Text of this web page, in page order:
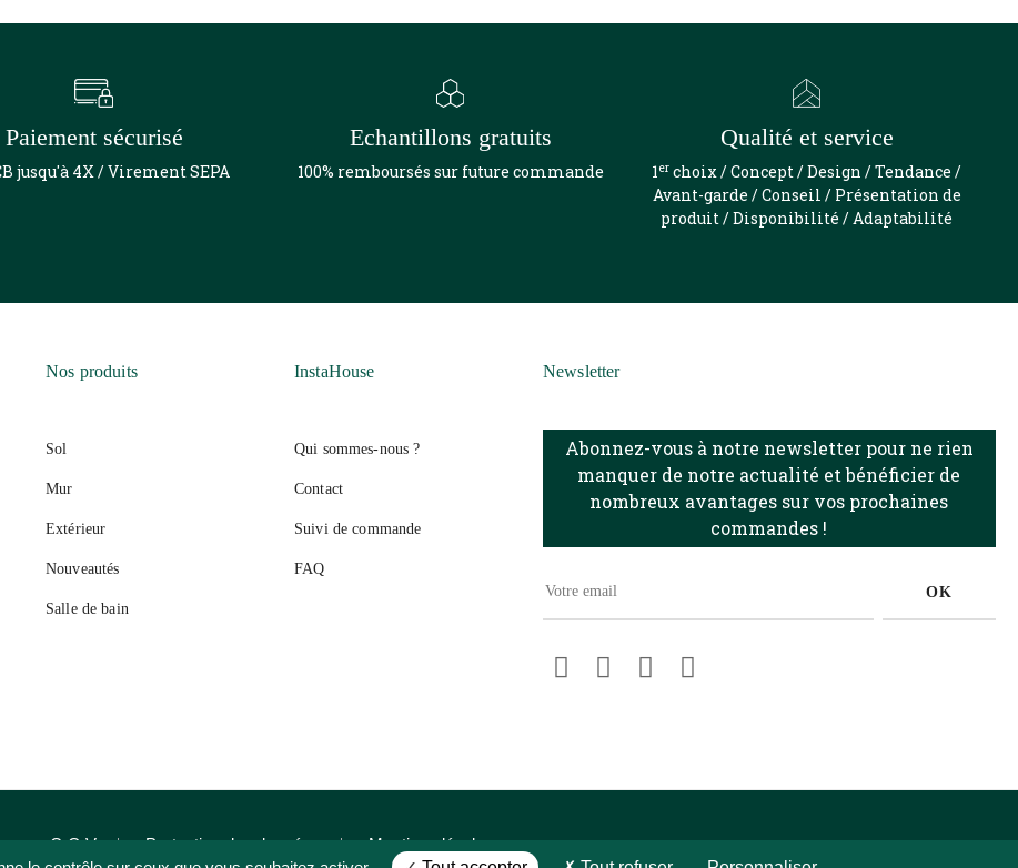
Paiement sécurisé
jusqu'à 4X / Virement SEPA
Echantillons gratuits
100% remboursés sur future commande
Qualité et service
1er choix / Concept / Design / Tendance /
Avant-garde / Conseil / Présentation de
produit / Disponibilité / Adaptabilité
Nos produits
Sol
Mur
Extérieur
Nouveautés
Salle de bain
InstaHouse
Qui sommes-nous ?
Contact
Suivi de commande
FAQ
Newsletter
Abonnez-vous à notre newsletter pour ne rien
manquer de notre actualité et bénéficier de
nombreux avantages sur vos prochaines
commandes !
OK
C.G.V Protection des données Mentions légales